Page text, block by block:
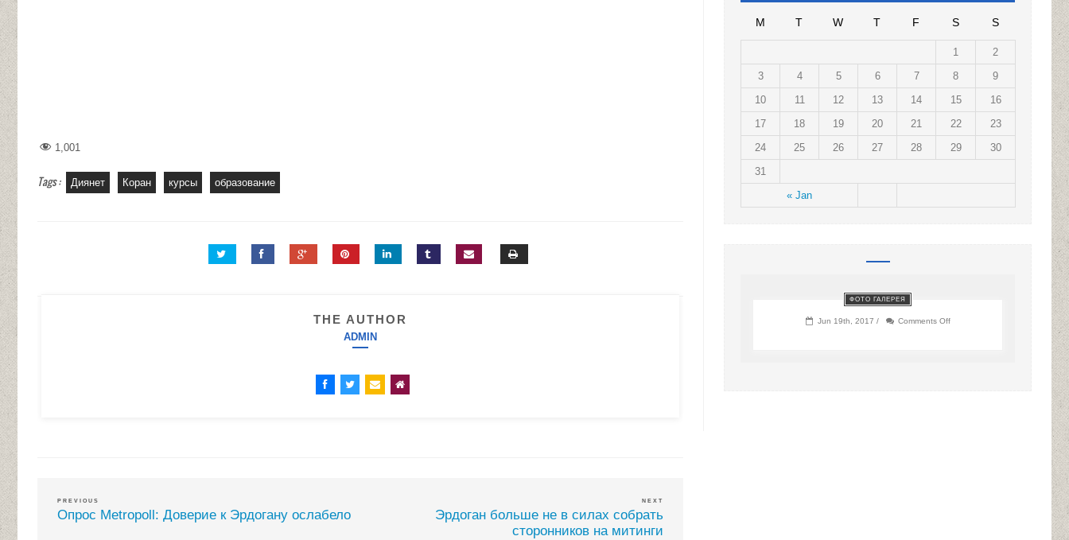
1,001
Tags : Диянет Коран курсы образование
THE AUTHOR
ADMIN
PREVIOUS
Опрос Metropoll: Доверие к Эрдогану ослабело
NEXT
Эрдоган больше не в силах собрать
сторонников на митинги
M T W T F S S
« Jan
1
2
3
4 5 6 7 8
9
10
11 12 13 14 15
16
17
18 19 20 21 22
23
24
25 26 27 28 29
30
31
ФОТО ГАЛЕРЕЯ
Jun 19th, 2017 / Comments Offon